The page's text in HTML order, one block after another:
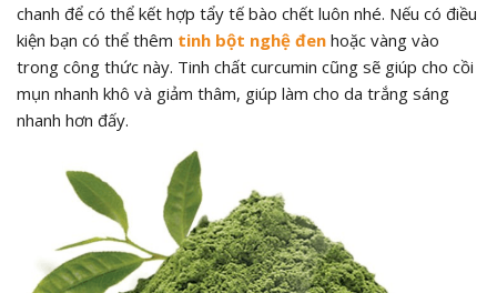
chanh để có thể kết hợp tẩy tế bào chết luôn nhé. Nếu có điều
kiện bạn có thể thêm tinh bột nghệ đen hoặc vàng vào
trong công thức này. Tinh chất curcumin cũng sẽ giúp cho cồi
mụn nhanh khô và giảm thâm, giúp làm cho da trắng sáng
nhanh hơn đấy.